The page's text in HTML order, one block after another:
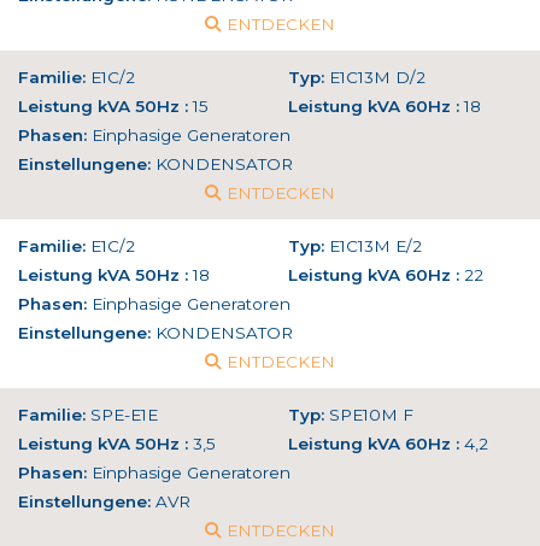
ENTDECKEN
Familie: E1C/2 Typ: E1C13M D/2
Leistung kVA 50Hz :15 Leistung kVA 60Hz :18
Phasen: Einphasige Generatoren
Einstellungene: KONDENSATOR
ENTDECKEN
Familie: E1C/2 Typ: E1C13M E/2
Leistung kVA 50Hz :18 Leistung kVA 60Hz : 22
Phasen: Einphasige Generatoren
Einstellungene: KONDENSATOR
ENTDECKEN
Familie: SPE-E1E Typ: SPE10M F
Leistung kVA 50Hz : 3,5 Leistung kVA 60Hz : 4,2
Phasen: Einphasige Generatoren
Einstellungene: AVR
ENTDECKEN